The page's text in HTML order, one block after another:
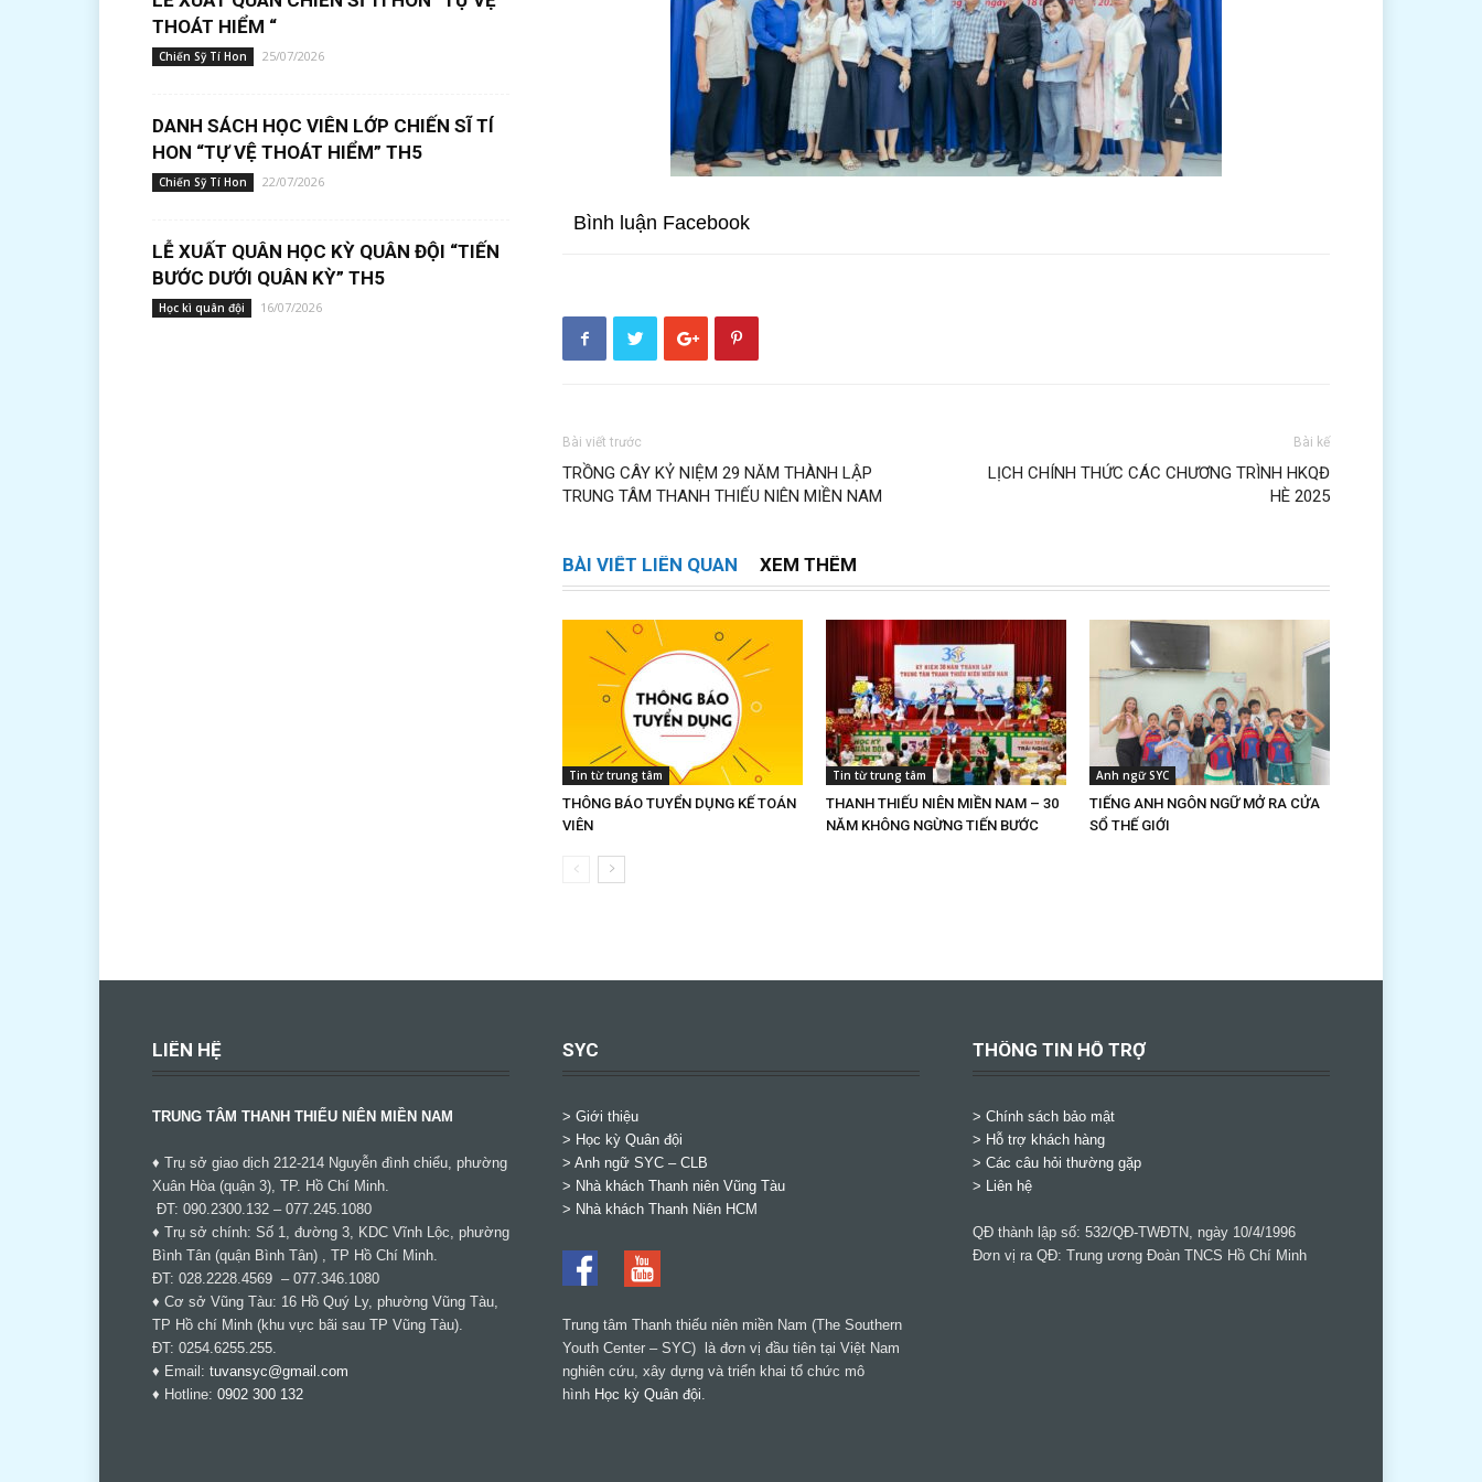
Bình luận Facebook
Bài viết trước
TRỒNG CÂY KỶ NIỆM 29 NĂM THÀNH LẬP
TRUNG TÂM THANH THIẾU NIÊN MIỀN NAM
Bài kế
LỊCH CHÍNH THỨC CÁC CHƯƠNG TRÌNH HKQĐ
HÈ 2025
BÀI VIẾT LIÊN QUAN XEM THÊM
Tin từ trung tâm
THÔNG BÁO TUYỂN DỤNG KẾ TOÁN
VIÊN
Tin từ trung tâm
THANH THIẾU NIÊN MIỀN NAM – 30
NĂM KHÔNG NGỪNG TIẾN BƯỚC
Anh ngữ SYC
TIẾNG ANH NGÔN NGỮ MỞ RA CỬA
SỔ THẾ GIỚI
THOÁT HIỂM “
Chiến Sỹ Tí Hon 25/07/2026
DANH SÁCH HỌC VIÊN LỚP CHIẾN SĨ TÍ
HON “TỰ VỆ THOÁT HIỂM” TH5
Chiến Sỹ Tí Hon 22/07/2026
LỄ XUẤT QUÂN HỌC KỲ QUÂN ĐỘI “TIẾN
BƯỚC DƯỚI QUÂN KỲ” TH5
Học kì quân đội 16/07/2026
LIÊN HỆ
TRUNG TÂM THANH THIẾU NIÊN MIỀN NAM
♦ Trụ sở giao dịch 212-214 Nguyễn đình chiểu, phường
Xuân Hòa (quận 3), TP. Hồ Chí Minh.
ĐT: 090.2300.132 – 077.245.1080
♦ Trụ sở chính: Số 1, đường 3, KDC Vĩnh Lộc, phường
Bình Tân (quận Bình Tân) , TP Hồ Chí Minh.
ĐT: 028.2228.4569 – 077.346.1080
♦ Cơ sở Vũng Tàu: 16 Hồ Quý Ly, phường Vũng Tàu,
TP Hồ chí Minh (khu vực bãi sau TP Vũng Tàu).
ĐT: 0254.6255.255.
♦ Email: tuvansyc@gmail.com
♦ Hotline: 0902 300 132
SYC
> Giới thiệu
> Học kỳ Quân đội
> Anh ngữ SYC – CLB
> Nhà khách Thanh niên Vũng Tàu
> Nhà khách Thanh Niên HCM
Trung tâm Thanh thiếu niên miền Nam (The Southern
Youth Center – SYC) là đơn vị đầu tiên tại Việt Nam
nghiên cứu, xây dựng và triển khai tổ chức mô
hình Học kỳ Quân đội.
THÔNG TIN HỖ TRỢ
> Chính sách bảo mật
> Hỗ trợ khách hàng
> Các câu hỏi thường gặp
> Liên hệ
QĐ thành lập số: 532/QĐ-TWĐTN, ngày 10/4/1996
Đơn vị ra QĐ: Trung ương Đoàn TNCS Hồ Chí Minh